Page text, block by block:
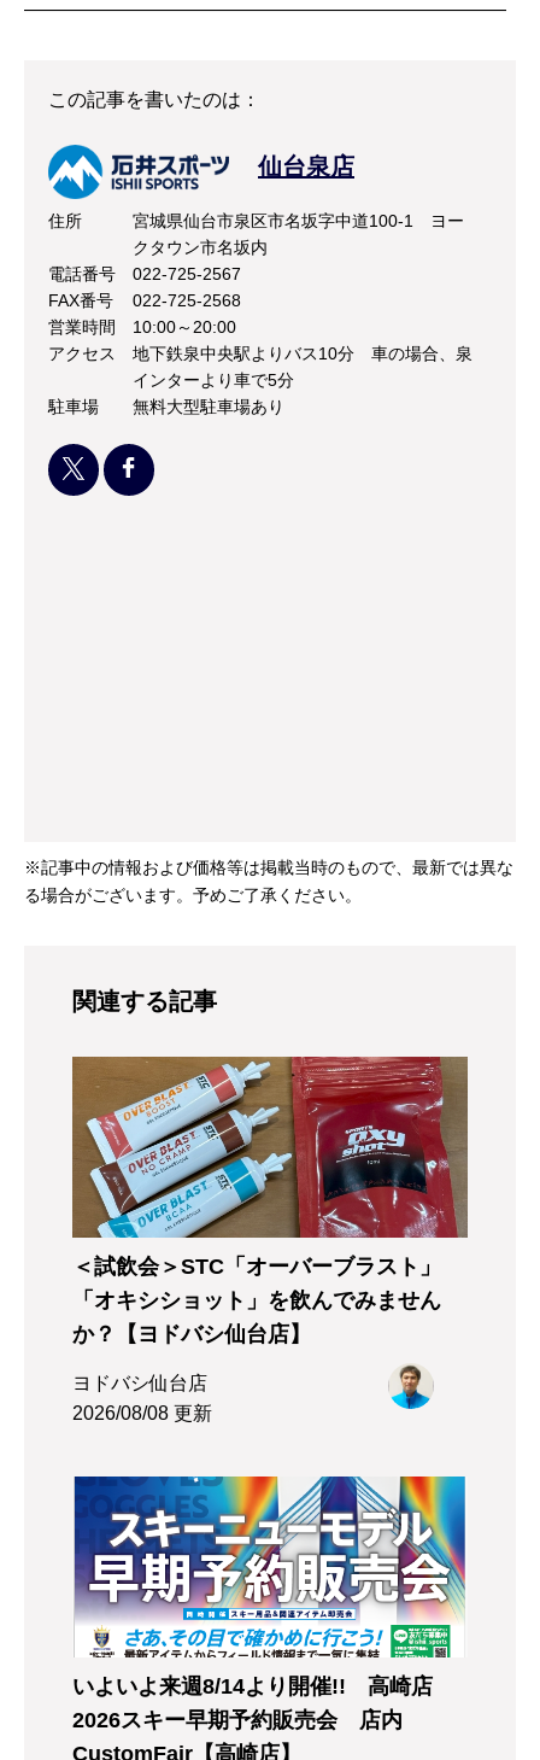
—————————————————————————
この記事を書いたのは：
仙台泉店
住所
宮城県仙台市泉区市名坂字中道100-1 ヨー
クタウン市名坂内
電話番号
022-725-2567
FAX番号
022-725-2568
営業時間
10:00～20:00
アクセス
地下鉄泉中央駅よりバス10分 車の場合、泉
インターより車で5分
駐車場
無料大型駐車場あり
※記事中の情報および価格等は掲載当時のもので、最新では異な
る場合がございます。予めご了承ください。
関連する記事
＜試飲会＞STC「オーバーブラスト」
「オキシショット」を飲んでみません
か？【ヨドバシ仙台店】
ヨドバシ仙台店
2026/08/08 更新
いよいよ来週8/14より開催!! 高崎店
2026スキー早期予約販売会 店内
CustomFair【高崎店】